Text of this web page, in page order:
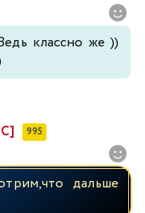
классно же ))
995
дальше